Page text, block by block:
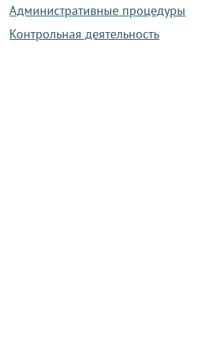
Административные процедуры
Контрольная деятельность